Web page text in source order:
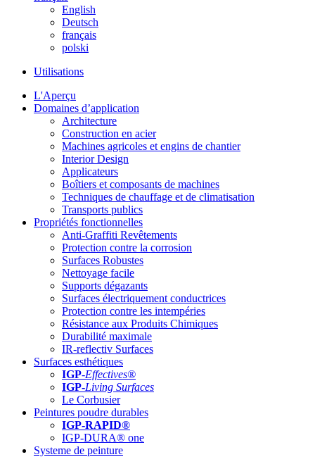
English
Deutsch
français
polski
Utilisations
L'Aperçu
Domaines d’application
Architecture
Construction en acier
Machines agricoles et engins de chantier
Interior Design
Applicateurs
Boîtiers et composants de machines
Techniques de chauffage et de climatisation
Transports publics
Propriétés fonctionnelles
Anti-Graffiti Revêtements
Protection contre la corrosion
Surfaces Robustes
Nettoyage facile
Supports dégazants
Surfaces électriquement conductrices
Protection contre les intempéries
Résistance aux Produits Chimiques
Durabilité maximale
IR-reflectiv Surfaces
Surfaces esthétiques
IGP-Effectives®
IGP-Living Surfaces
Le Corbusier
Peintures poudre durables
IGP-RAPID®
IGP-DURA® one
Systeme de peinture